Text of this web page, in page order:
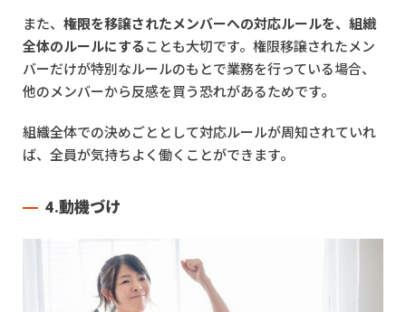
また、 権限を移譲されたメンバーへの対応ルールを、組織
全体のルールにする ことも大切です。権限移譲されたメン
バーだけが特別なルールのもとで業務を行っている場合、
他のメンバーから反感を買う恐れがあるためです。
組織全体での決めごととして対応ルールが周知されていれ
ば、全員が気持ちよく働くことができます。
4.動機づけ